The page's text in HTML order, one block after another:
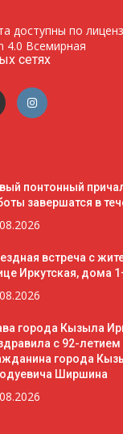
доступны по
4.0 Всемирная
сетях
понтонный
завершатся в
встреча с
Иркутская, дома
города Кызыла
с 92-летием
города
Ширшина